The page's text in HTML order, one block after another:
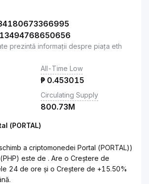
prezintă informații despre piața eth
All-Time Low
₱ 0.453015
Circulating Supply
800.73M
(PORTAL)
a criptomonedei Portal (PORTAL))
este de . Are o Creștere de
24 de ore și o Creștere de +15.50%